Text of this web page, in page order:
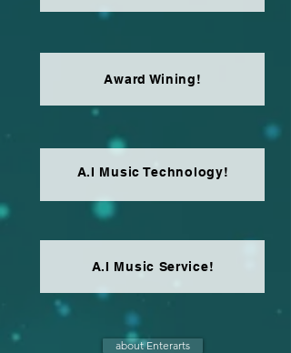
Award Wining!
A.I Music Technology!
A.I Music Service!
about Enterarts